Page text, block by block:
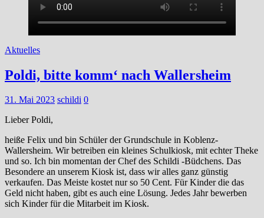
Aktuelles
Poldi, bitte komm‘ nach Wallersheim
31. Mai 2023 schildi 0
Lieber Poldi,
heiße Felix und bin Schüler der Grundschule in Koblenz-
Wallersheim. Wir betreiben ein kleines Schulkiosk, mit echter Theke
und so. Ich bin momentan der Chef des Schildi -Büdchens. Das
Besondere an unserem Kiosk ist, dass wir alles ganz günstig
verkaufen. Das Meiste kostet nur so 50 Cent. Für Kinder die das
Geld nicht haben, gibt es auch eine Lösung. Jedes Jahr bewerben
sich Kinder für die Mitarbeit im Kiosk.